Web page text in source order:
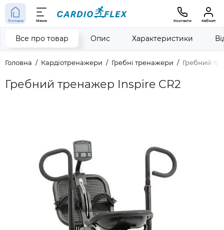
Головна Меню Контакти Кабінет
Головна Кардіотренажери Гребні тренажери Гребний
Гребний тренажер Inspire CR2
Все про товар Опис Характеристики